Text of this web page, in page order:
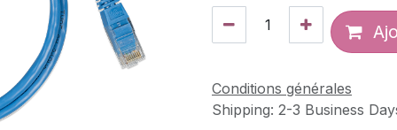
Conditions générales
Shipping: 2-3 Business